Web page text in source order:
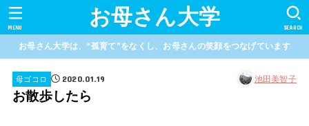
お母さん大学 SEARCH
MENU
お母さん大学は、“孤育て”をなくし、お母さんの笑顔をつなげています
母ゴコロ 2020.01.19 池田美智子
お散歩したら